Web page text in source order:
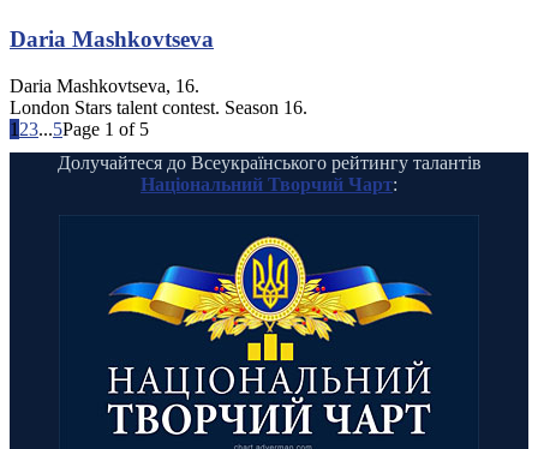
Darіа Mashkovtseva
Darіа Mashkovtseva, 16.
London Stars talent contest. Season 16.
1 23...5Page 1 of 5
Долучайтеся до Всеукраїнського рейтингу талантів
Національний Творчий Чарт: